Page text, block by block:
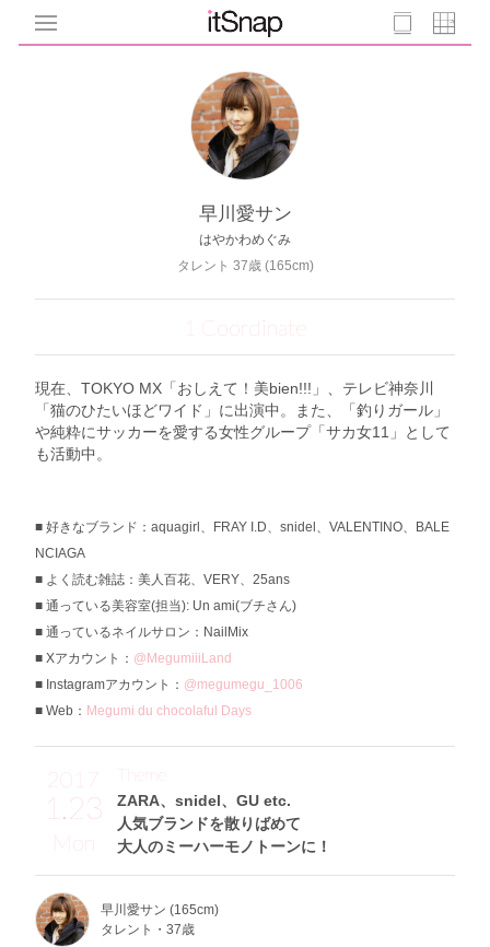
早川愛サン
はやかわめぐみ
タレント 37歳 (165cm)
1 Coordinate
現在、TOKYO MX「おしえて！美bien!!!」、テレビ神奈川
「猫のひたいほどワイド」に出演中。また、「釣りガール」
や純粋にサッカーを愛する女性グループ「サカ女11」として
も活動中。
好きなブランド：aquagirl、FRAY I.D、snidel、VALENTINO、BALE
NCIAGA
よく読む雑誌：美人百花、VERY、25ans
通っている美容室(担当): Un ami(ブチさん)
通っているネイルサロン：NailMix
Xアカウント： @MegumiiiLand
Instagramアカウント： @megumegu_1006
Web： Megumi du chocolaful Days
2017
1.23
Mon
ZARA、snidel、GU etc.
人気ブランドを散りばめて
大人のミーハーモノトーンに！
Theme
早川愛サン (165cm)
タレント・37歳